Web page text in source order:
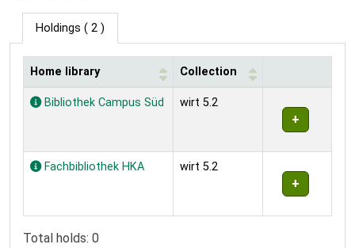
Holdings ( 2 )
Holdings
Home library Collection
Bibliothek Campus Süd wirt 5.2
Fachbibliothek HKA wirt 5.2
Total holds: 0